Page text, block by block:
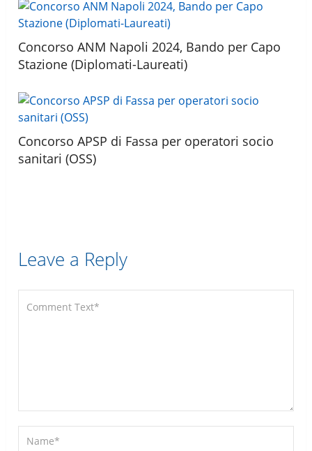
Concorso ANM Napoli 2024, Bando per Capo
Stazione (Diplomati-Laureati)
Concorso APSP di Fassa per operatori socio
sanitari (OSS)
Leave a Reply